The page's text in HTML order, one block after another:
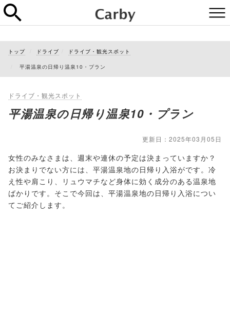
トップ ドライブ ドライブ・観光スポット
平湯温泉の日帰り温泉10・プラン
ドライブ・観光スポット
平湯温泉の日帰り温泉10・プラン
更新日：2025年03月05日
女性のみなさまは、週末や連休の予定は決まっていますか？
お決まりでない方には、平湯温泉地の日帰り入浴がです。冷
え性や肩こり、リュウマチなど身体に効く成分のある温泉地
ばかりです。そこで今回は、平湯温泉地の日帰り入浴につい
てご紹介します。